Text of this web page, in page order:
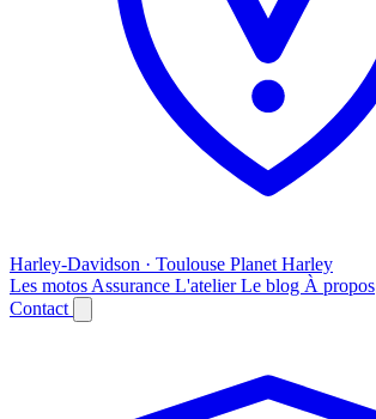
Harley-Davidson · Toulouse Planet Harley
Les motos Assurance L'atelierLe blog À propos
Contact